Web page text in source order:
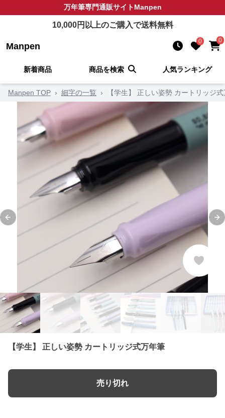
万年筆専門通販サイトManpen
10,000円以上のご購入で送料無料
Manpen 0 0
新着商品 商品を検索 人気ランキング
Manpen TOP › 細字の一覧 › 【学生】 正しい姿勢 カートリッジ
Previous slide
【学生】 正しい姿勢 カートリッジ式万年筆
売り切れ